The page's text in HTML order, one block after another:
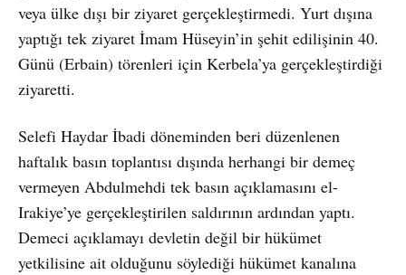
veya ülke dışı bir ziyaret gerçekleştirmedi. Yurt dışına
yaptığı tek ziyaret İmam Hüseyin’in şehit edilişinin 40.
Günü (Erbain) törenleri için Kerbela’ya gerçekleştirdiği
ziyaretti.
Selefi Haydar İbadi döneminden beri düzenlenen
haftalık basın toplantısı dışında herhangi bir demeç
vermeyen Abdulmehdi tek basın açıklamasını el-
Irakiye’ye gerçekleştirilen saldırının ardından yaptı.
Demeci açıklamayı devletin değil bir hükümet
yetkilisine ait olduğunu söylediği hükümet kanalına